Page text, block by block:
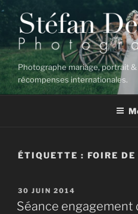
Aller
au
contenu
principal
Photographe mariage, portrait
récompenses internationales.
ÉTIQUETTE : FOIRE
PUBLIÉ
LE
30 JUIN 2014
Séance engagement